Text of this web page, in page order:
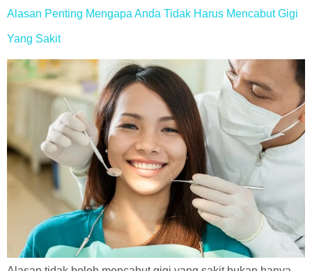
Alasan Penting Mengapa Anda Tidak Harus Mencabut Gigi
Yang Sakit